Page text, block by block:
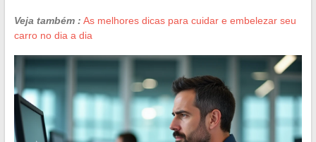
Veja também : As melhores dicas para cuidar e embelezar seu
carro no dia a dia